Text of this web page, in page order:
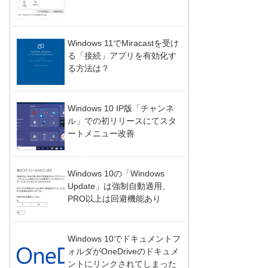
Windows 11でMiracastを受け
る「接続」アプリを有効化す
る方法は？
Windows 10 IP版「チャンネ
ル」での初リリースにてスタ
ートメニュー改善
Windows 10の「Windows
Update」は強制自動適用、
PRO以上は回避機能あり
Windows 10でドキュメントフ
ォルダがOneDriveのドキュメ
ントにリンクされてしまった